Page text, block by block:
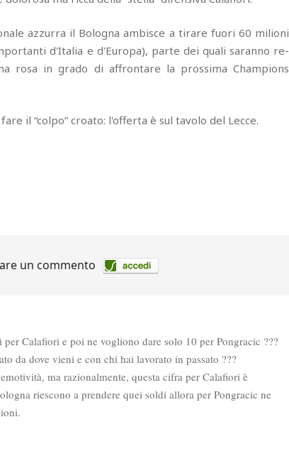
azzurra il Bologna ambisce a tirare fuori 60 milioni
d'Italia e d'Europa), parte dei quali saranno re-
rosa in grado di affrontare la prossima Champions
il “colpo” croato: l'offerta è sul tavolo del Lecce.